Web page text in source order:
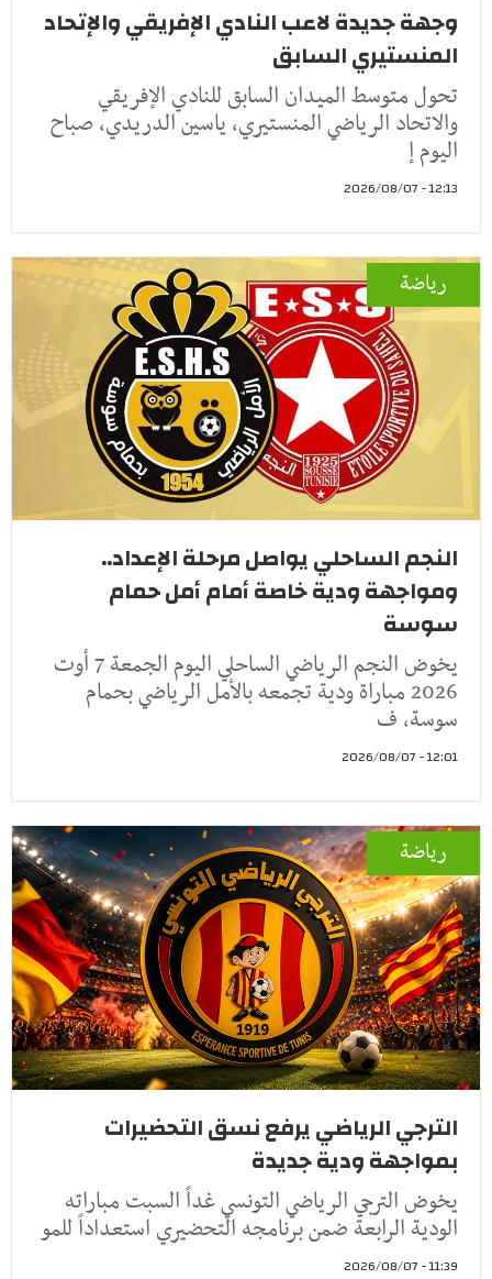
وجهة جديدة لاعب النادي الإفريقي والإتحاد
المنستيري السابق
تحول متوسط الميدان السابق للنادي الإفريقي
والاتحاد الرياضي المنستيري، ياسين الدريدي، صباح
اليوم إ
12:13 - 2026/08/07
رياضة
النجم الساحلي يواصل مرحلة الإعداد..
ومواجهة ودية خاصة أمام أمل حمام
سوسة
يخوض النجم الرياضي الساحلي اليوم الجمعة 7 أوت
2026 مباراة ودية تجمعه بالأمل الرياضي بحمام
سوسة، ف
12:01 - 2026/08/07
رياضة
الترجي الرياضي يرفع نسق التحضيرات
بمواجهة ودية جديدة
يخوض الترجي الرياضي التونسي غداً السبت مباراته
الودية الرابعة ضمن برنامجه التحضيري استعداداً للمو
11:39 - 2026/08/07